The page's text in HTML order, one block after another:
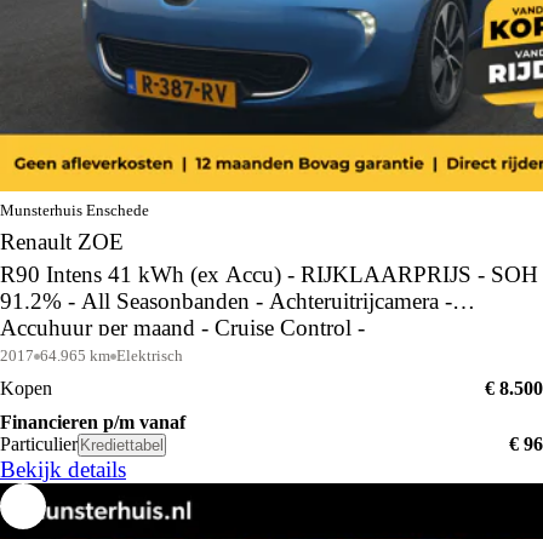
Munsterhuis Enschede
Renault ZOE
R90 Intens 41 kWh (ex Accu) - RIJKLAARPRIJS - SOH
91.2% - All Seasonbanden - Achteruitrijcamera -
Accuhuur per maand - Cruise Control -
Dealeronderhouden
2017 64.965 km Elektrisch
Kopen
€ 8.500
Financieren p/m vanaf
Particulier Krediettabel € 96
Bekijk details